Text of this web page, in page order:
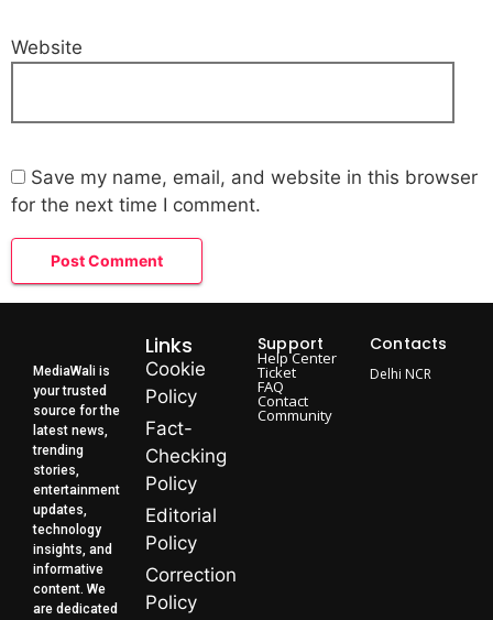
Website
Save my name, email, and website in this browser
for the next time I comment.
MediaWali is
your trusted
source for the
latest news,
trending
stories,
entertainment
updates,
technology
insights, and
informative
content. We
are dedicated
Links
Cookie
Policy
Fact-
Checking
Policy
Editorial
Policy
Correction
Policy
Support
Help Center
Ticket
FAQ
Contact
Community
Contacts
Delhi NCR